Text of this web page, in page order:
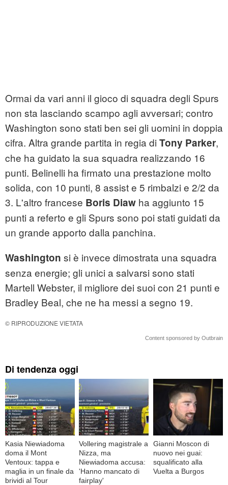
Ormai da vari anni il gioco di squadra degli Spurs
non sta lasciando scampo agli avversari; contro
Washington sono stati ben sei gli uomini in doppia
cifra. Altra grande partita in regia di Tony Parker,
che ha guidato la sua squadra realizzando 16
punti. Belinelli ha firmato una prestazione molto
solida, con 10 punti, 8 assist e 5 rimbalzi e 2/2 da
3. L'altro francese Boris Diaw ha aggiunto 15
punti a referto e gli Spurs sono poi stati guidati da
un grande apporto dalla panchina.
Washington si è invece dimostrata una squadra
senza energie; gli unici a salvarsi sono stati
Martell Webster, il migliore dei suoi con 21 punti e
Bradley Beal, che ne ha messi a segno 19.
© RIPRODUZIONE VIETATA
Content sponsored by Outbrain
Di tendenza oggi
Kasia Niewiadoma
doma il Mont
Ventoux: tappa e
maglia in un finale da
brividi al Tour
Vollering magistrale a
Nizza, ma
Niewiadoma accusa:
'Hanno mancato di
fairplay'
Gianni Moscon di
nuovo nei guai:
squalificato alla
Vuelta a Burgos